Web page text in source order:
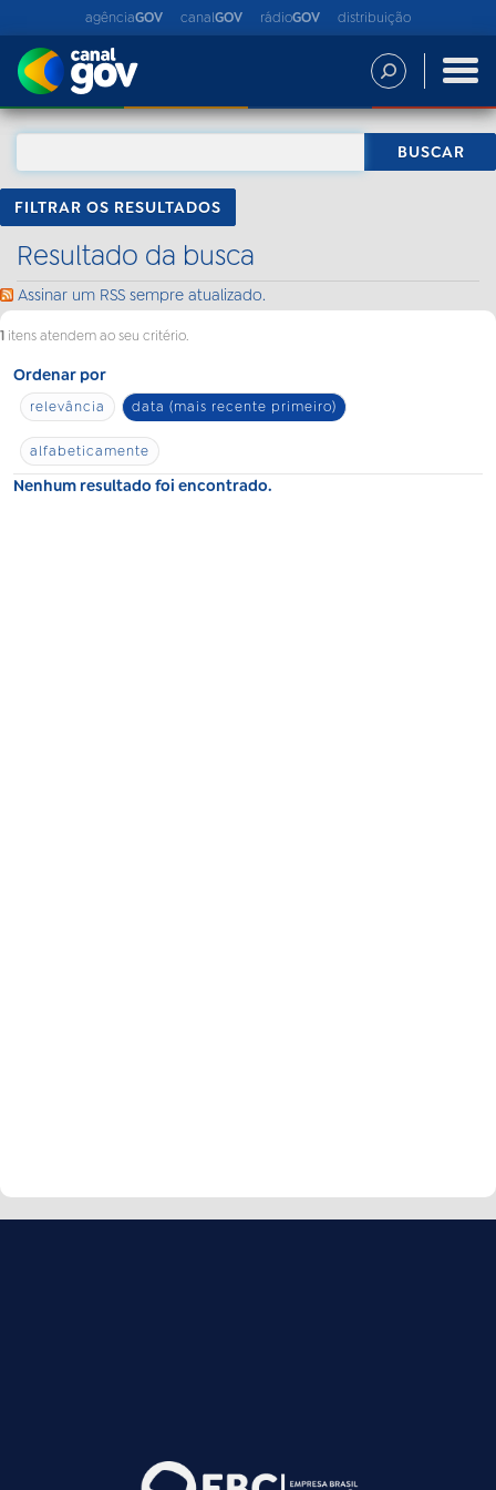
agênciaGOV canalGOV rádioGOV distribuição
FILTRAR OS RESULTADOS
Resultado da busca
Assinar um RSS sempre atualizado.
1 itens atendem ao seu critério.
Ordenar por
relevância data (mais recente primeiro)
alfabeticamente
Nenhum resultado foi encontrado.